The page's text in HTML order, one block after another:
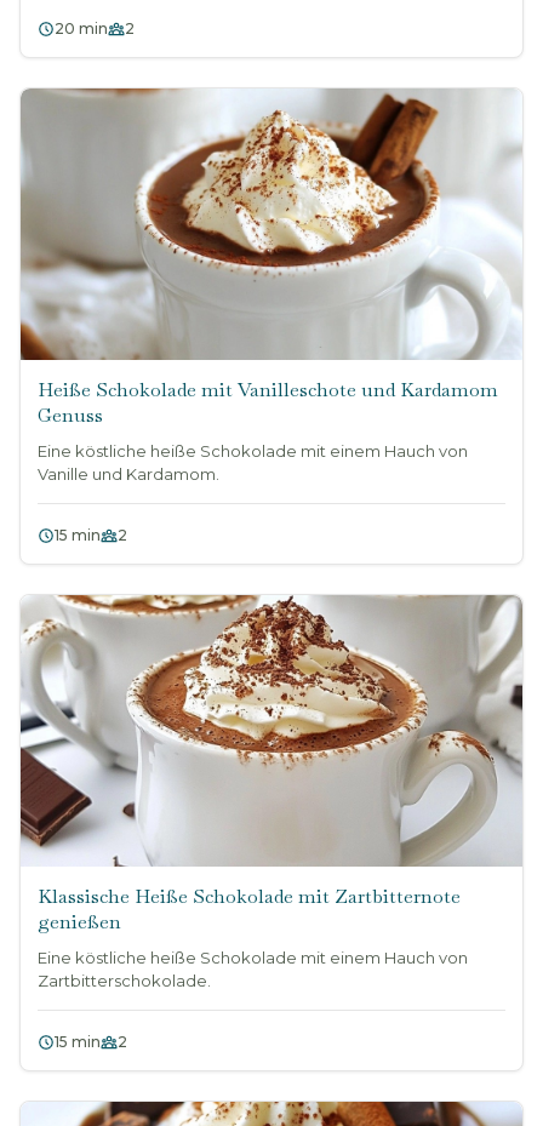
20 min 2
Heiße Schokolade mit Vanilleschote und Kardamom
Genuss
Eine köstliche heiße Schokolade mit einem Hauch von
Vanille und Kardamom.
15 min 2
Klassische Heiße Schokolade mit Zartbitternote
genießen
Eine köstliche heiße Schokolade mit einem Hauch von
Zartbitterschokolade.
15 min 2